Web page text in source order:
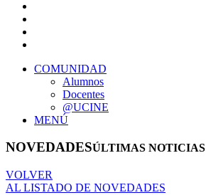
COMUNIDAD
Alumnos
Docentes
@UCINE
MENÚ
NOVEDADESÚLTIMAS NOTICIAS
VOLVER
AL LISTADO DE NOVEDADES